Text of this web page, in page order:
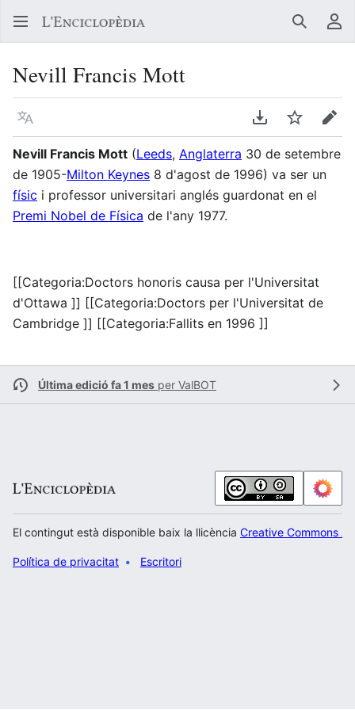
Buscar
Nevill Francis Mott
Llegir en un atre idioma Descarregar en
Vigilar
Nevill Francis Mott (Leeds, Anglaterra 30 de setembre
de 1905-Milton Keynes 8 d'agost de 1996) va ser un
físic i professor universitari anglés guardonat en el
Premi Nobel de Física de l'any 1977.
[[Categoria:Doctors honoris causa per l'Universitat
d'Ottawa ]] [[Categoria:Doctors per l'Universitat de
Cambridge ]] [[Categoria:Fallits en 1996 ]]
Última edició fa 1 mes per ValBOT
El contingut està disponible baix la llicència Creative Commons
Política de privacitat Escritori